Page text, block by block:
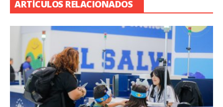
ARTÍCULOS RELACIONADOS